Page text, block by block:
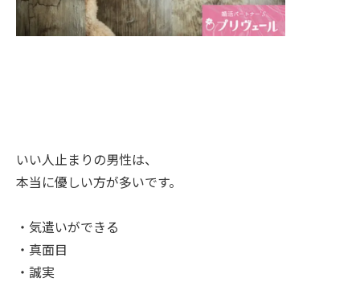
いい人止まりの男性は、
本当に優しい方が多いです。
・気遣いができる
・真面目
・誠実